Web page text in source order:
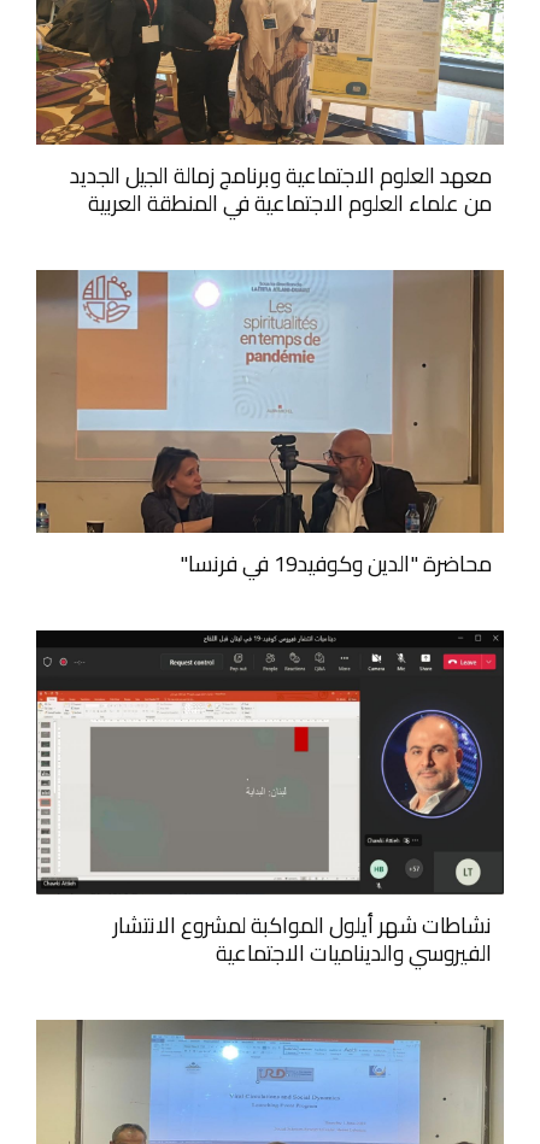
معهد العلوم الاجتماعية وبرنامج زمالة الجيل الجديد
من علماء العلوم الاجتماعية في المنطقة العربية
محاضرة "الدين وكوفيد19 في فرنسا"
نشاطات شهر أيلول المواكبة لمشروع الانتشار
الفيروسي والديناميات الاجتماعية